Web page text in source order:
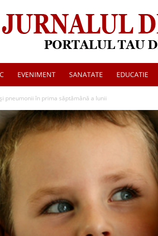
Jurnalul
EVENIMENT SANATATE EDUCATIE
pneumonii în prima săptămână a lunii